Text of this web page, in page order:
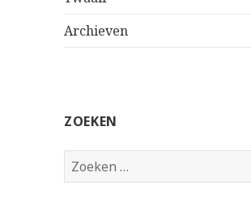
Archieven
ZOEKEN
Zoeken
naar: